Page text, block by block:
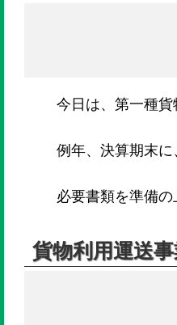
今日は、第一種
例年、決算期末
必要書類を準備
貨物利用運送